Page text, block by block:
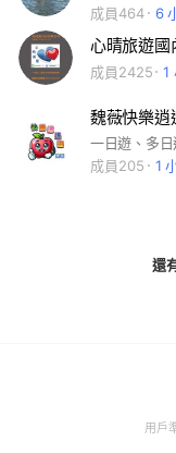
成員464
6
心晴旅遊國
成員2425 1
魏薇快樂逍
一日遊、多
成員205
1
還
用戶